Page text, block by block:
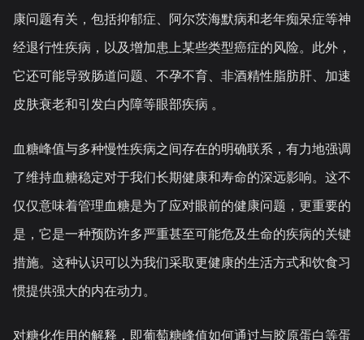
康问题有关，包括抑郁症、阿尔茨海默病和老年痴呆症等神
经退行性疾病，以及增加患上某些类型癌症的风险。此外，
它还可能导致肠道问题、不孕不育、非酒精性脂肪肝、加速
皮肤衰老和引发白内障等眼部疾病 。
血糖峰值与多种慢性疾病之间存在的明确联系，有力地强调
了维持血糖稳定对于我们长期健康和寿命的深远影响。这不
仅仅意味着管理血糖是为了应对眼前的健康问题，更重要的
是，它是一种预防许多严重甚至可能危及生命的疾病的关键
措施。这种认识可以为我们采取更健康的生活方式和饮食习
惯提供强大的内在动力。
对糖化作用的解释，即葡萄糖峰值如何通过与胶原蛋白等蛋